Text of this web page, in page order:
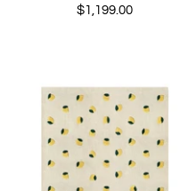
$1,199.00